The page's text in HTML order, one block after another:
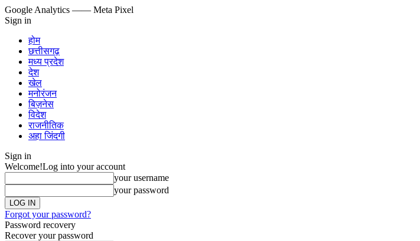
Google Analytics —— Meta Pixel
Sign in
होम
छत्तीसगढ़
मध्य प्रदेश
देश
खेल
मनोरंजन
बिज़नेस
विदेश
राजनीतिक
अहा जिंदगी
Sign in
Welcome!Log into your account
your username
your password
Forgot your password?
Password recovery
Recover your password